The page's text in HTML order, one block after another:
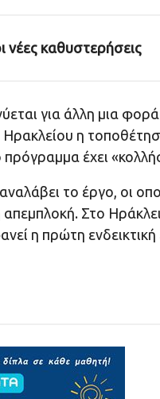
νέες καθυστερήσεις
για άλλη μια
η
έχει
το έργο, οι
Στο
η πρώτη ενδεικτική